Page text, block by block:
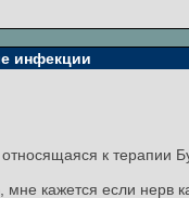
инфекции
к терапии
кажется если нерв